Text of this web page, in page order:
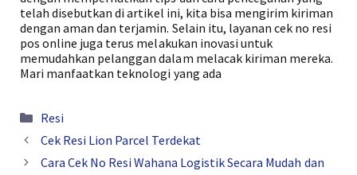
telah disebutkan di artikel ini, kita bisa mengirim kiriman
dengan aman dan terjamin. Selain itu, layanan cek no resi
pos online juga terus melakukan inovasi untuk
memudahkan pelanggan dalam melacak kiriman mereka.
Mari manfaatkan teknologi yang ada
Kategori
Resi
Cek Resi Lion Parcel Terdekat
Cara Cek No Resi Wahana Logistik Secara Mudah dan